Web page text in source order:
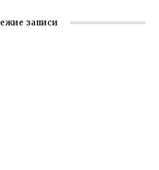
записи